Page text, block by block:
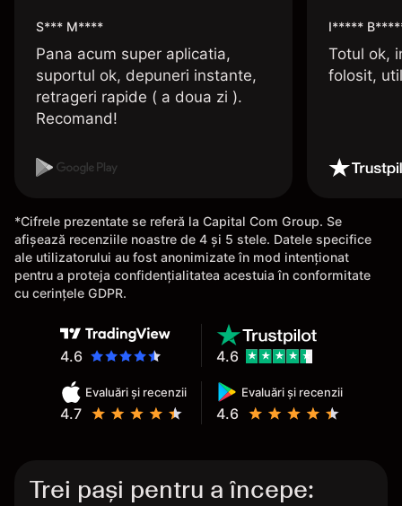
S*** M****
Pana acum super aplicatia,
suportul ok, depuneri instante,
retrageri rapide ( a doua zi ).
Recomand!
I*****
Totul ok,
folosit,
*Cifrele prezentate se referă la Capital Com Group. Se
afișează recenziile noastre de 4 și 5 stele. Datele specifice
ale utilizatorului au fost anonimizate în mod intenționat
pentru a proteja confidențialitatea acestuia în conformitate
cu cerințele GDPR.
4.6
Evaluări și recenzii
4.7
Evaluări și recenzii
4.6
4.6
Trei pași pentru a începe: